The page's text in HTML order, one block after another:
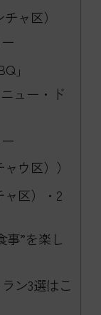
ャ区）
」
ュー・ド
ウ区））
区）・2
事”を楽し
ン3選はこ